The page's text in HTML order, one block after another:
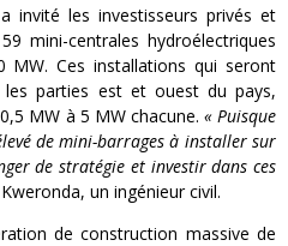
invité les investisseurs privés et
mini-centrales hydroélectriques
MW. Ces installations qui seront
parties est et ouest du pays,
MW à 5 MW chacune. « Puisque
de mini-barrages à installer sur
de stratégie et investir dans ces
un ingénieur civil.
de construction massive de